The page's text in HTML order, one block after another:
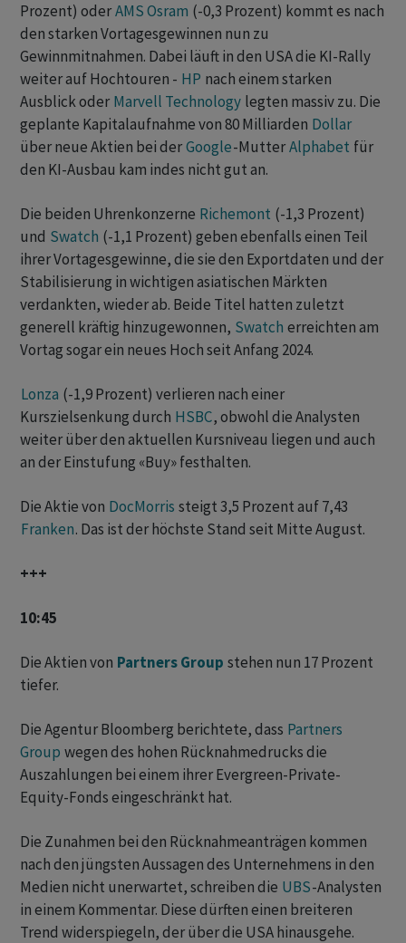
Prozent) oderAMS Osram (-0,3 Prozent) kommt es nach
den starken Vortagesgewinnen nun zu
Gewinnmitnahmen. Dabei läuft in den USA die KI-Rally
weiter auf Hochtouren - HP nach einem starken
Ausblick oder Marvell Technology legten massiv zu. Die
geplante Kapitalaufnahme von 80 Milliarden Dollar
über neue Aktien bei derGoogle-MutterAlphabet für
den KI-Ausbau kam indes nicht gut an.
Die beiden Uhrenkonzerne Richemont (-1,3 Prozent)
und Swatch (-1,1 Prozent) geben ebenfalls einen Teil
ihrer Vortagesgewinne, die sie den Exportdaten und der
Stabilisierung in wichtigen asiatischen Märkten
verdankten, wieder ab. Beide Titel hatten zuletzt
generell kräftig hinzugewonnen, Swatch erreichten am
Vortag sogar ein neues Hoch seit Anfang 2024.
Lonza (-1,9 Prozent) verlieren nach einer
Kurszielsenkung durch HSBC, obwohl die Analysten
weiter über den aktuellen Kursniveau liegen und auch
an der Einstufung «Buy» festhalten.
Die Aktie von DocMorris steigt 3,5 Prozent auf 7,43
Franken. Das ist der höchste Stand seit Mitte August.
+++
10:45
Die Aktien von Partners Group stehen nun 17 Prozent
tiefer.
Die Agentur Bloomberg berichtete, dass Partners
Group wegen des hohen Rücknahmedrucks die
Auszahlungen bei einem ihrer Evergreen-Private-
Equity-Fonds eingeschränkt hat.
Die Zunahmen bei den Rücknahmeanträgen kommen
nach den jüngsten Aussagen des Unternehmens in den
Medien nicht unerwartet, schreiben die UBS-Analysten
in einem Kommentar. Diese dürften einen breiteren
Trend widerspiegeln, der über die USA hinausgehe.